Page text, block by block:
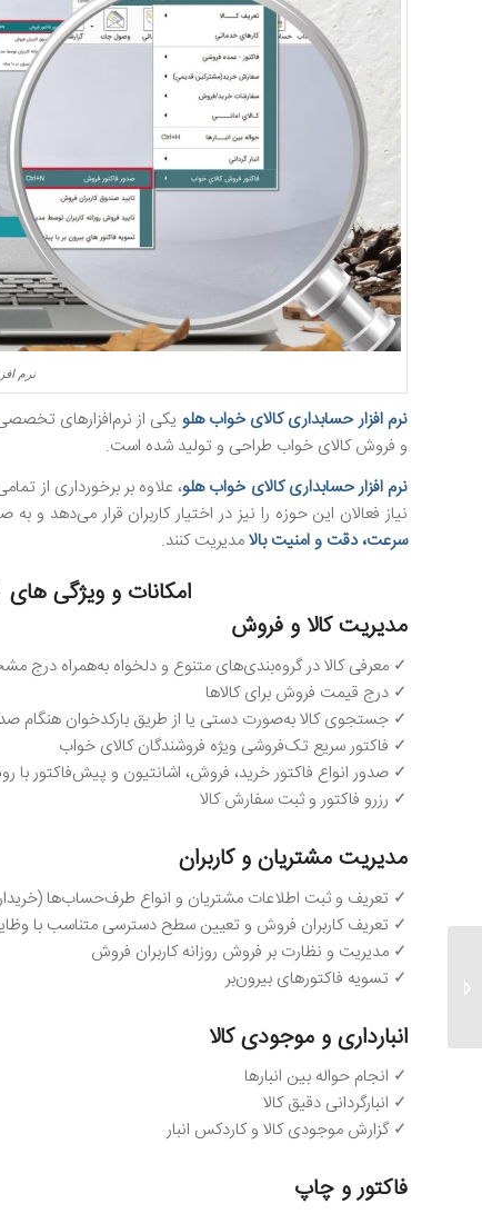
نرم
نرم افزار حسابداری کالای خواب هلو یکی از نرم‌افزارهای
و فروش کالای خواب طراحی و تولید شده است.
نرم افزار حسابداری کالای خواب هلو، علاوه بر برخورداری از
نیاز فعالان این حوزه را نیز در اختیار کاربران قرار می‌دهد و
سرعت، دقت و امنیت بالامدیریت کنند.
امکانات و ویژگی های
مدیریت کالا و فروش
✓ معرفی کالا در گروه‌بندی‌های متنوع و دلخواه به‌همراه درج
✓ درج قیمت فروش برای کالاها
✓ جستجوی کالا به‌صورت دستی یا از طریق بارکدخوان هنگام
✓ فاکتور سریع تک‌فروشی ویژه فروشندگان کالای خواب
✓ صدور انواع فاکتور خرید، فروش، اشانتیون و پیش‌فاکتور
✓ رزرو فاکتور و ثبت سفارش کالا
مدیریت مشتریان و کاربران
✓ تعریف و ثبت اطلاعات مشتریان و انواع طرف‌حساب‌ها
✓ تعریف کاربران فروش و تعیین سطح دسترسی متناسب با
✓ مدیریت و نظارت بر فروش روزانه کاربران فروش
✓ تسویه فاکتورهای بیرون‌بر
انبارداری و موجودی کالا
✓ انجام حواله بین انبارها
✓ انبارگردانی دقیق کالا
✓ گزارش موجودی کالا و کاردکس انبار
فاکتور و چاپ
خدمات کامپیوتر